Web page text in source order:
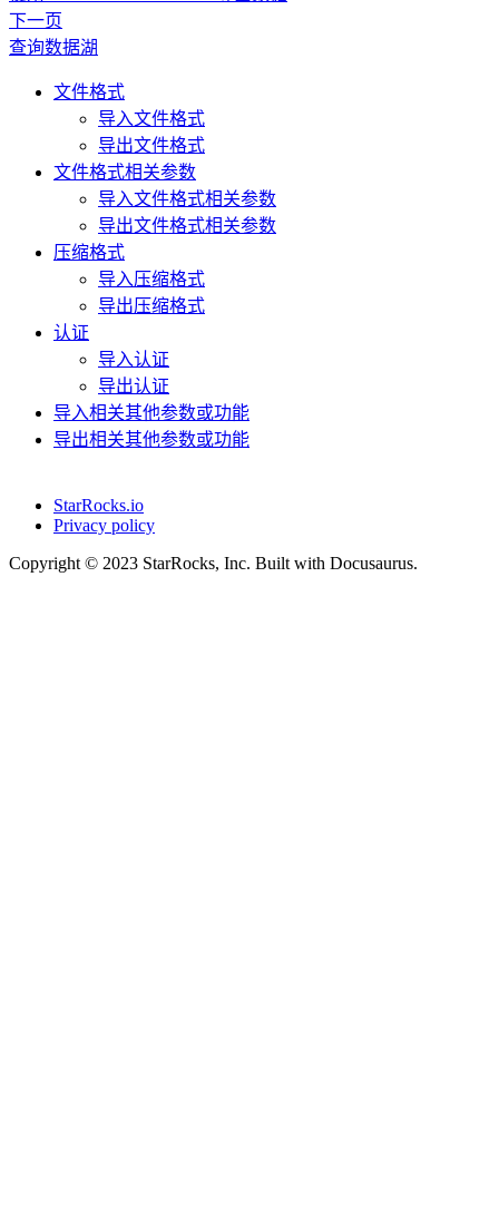
下一页
查询数据湖
文件格式
导入文件格式
导出文件格式
文件格式相关参数
导入文件格式相关参数
导出文件格式相关参数
压缩格式
导入压缩格式
导出压缩格式
认证
导入认证
导出认证
导入相关其他参数或功能
导出相关其他参数或功能
StarRocks.io
Privacy policy
Copyright © 2023 StarRocks, Inc. Built with Docusaurus.